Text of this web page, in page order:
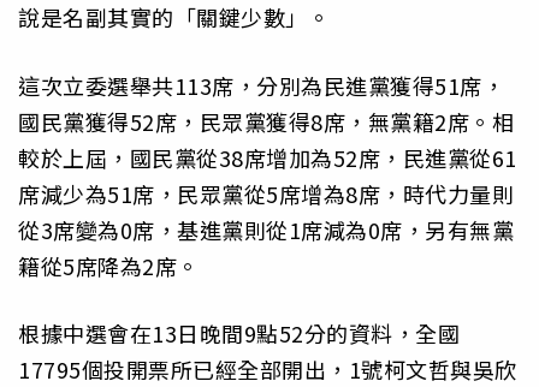
說是名副其實的「關鍵少數」。
這次立委選舉共113席，分別為民進黨獲得51席，
國民黨獲得52席，民眾黨獲得8席，無黨籍2席。相
較於上屆，國民黨從38席增加為52席，民進黨從61
席減少為51席，民眾黨從5席增為8席，時代力量則
從3席變為0席，基進黨則從1席減為0席，另有無黨
籍從5席降為2席。
根據中選會在13日晚間9點52分的資料，全國
17795個投開票所已經全部開出，1號柯文哲與吳欣